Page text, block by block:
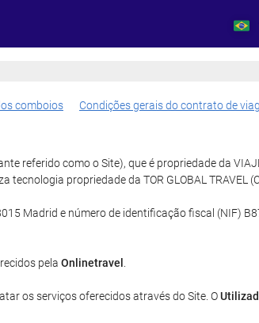
comboios Condições gerais do contrato de
referido como o Site), que é propriedade da
propriedade da TOR GLOBAL TRAVEL
Madrid e número de identificação fiscal (NIF)
pela Onlinetravel
os serviços oferecidos através do Site. O